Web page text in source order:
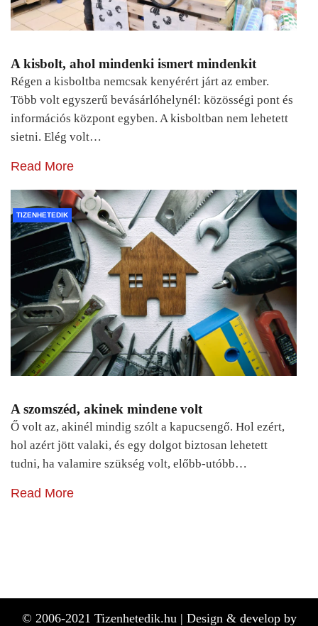
A kisbolt, ahol mindenki ismert mindenkit
Régen a kisboltba nemcsak kenyérért járt az ember.
Több volt egyszerű bevásárlóhelynél: közösségi pont és
információs központ egyben. A kisboltban nem lehetett
sietni. Elég volt…
Read More
TIZENHETEDIK
A szomszéd, akinek mindene volt
Ő volt az, akinél mindig szólt a kapucsengő. Hol ezért,
hol azért jött valaki, és egy dolgot biztosan lehetett
tudni, ha valamire szükség volt, előbb-utóbb…
Read More
© 2006-2021 Tizenhetedik.hu | Design & develop by